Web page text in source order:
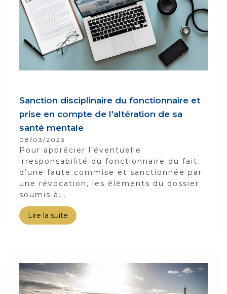
Sanction disciplinaire du fonctionnaire et
prise en compte de l’altération de sa
santé mentale
08/03/2023
Pour apprécier l’éventuelle
irresponsabilité du fonctionnaire du fait
d’une faute commise et sanctionnée par
une révocation, les éléments du dossier
soumis à...
Lire la suite